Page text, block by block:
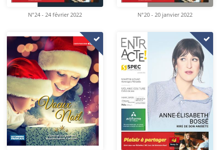
N°24 - 24 février 2022 N°20 - 20 janvier 2022